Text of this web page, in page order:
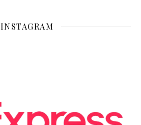
INSTAGRAM